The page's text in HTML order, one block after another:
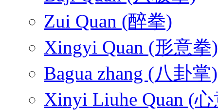
Zui Quan (醉拳)
Xingyi Quan (形意拳)
Bagua zhang (八卦掌)
Xinyi Liuhe Quan (